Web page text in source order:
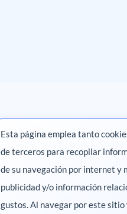
Esta página emplea tanto
de terceros para recopilar
de su navegación por internet y
publicidad y/o información
gustos. Al navegar por este sitio